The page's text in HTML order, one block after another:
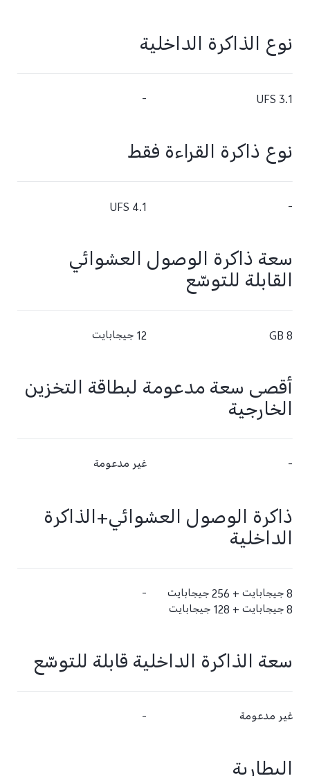
نوع الذاكرة الداخلية
UFS 3.1
-
نوع ذاكرة القراءة فقط
-
UFS 4.1
سعة ذاكرة الوصول العشوائي
القابلة للتوسّع
8 GB 12 جيجابايت
أقصى سعة مدعومة لبطاقة التخزين
الخارجية
- غير مدعومة
ذاكرة الوصول العشوائي+الذاكرة
الداخلية
8 جيجابايت + 256 جيجابايت
8 جيجابايت + 128 جيجابايت
-
سعة الذاكرة الداخلية قابلة للتوسّع
غير مدعومة -